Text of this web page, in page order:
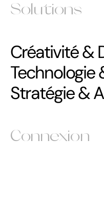
Solutions
Créativité &
Technologie
Stratégie &
Connexion